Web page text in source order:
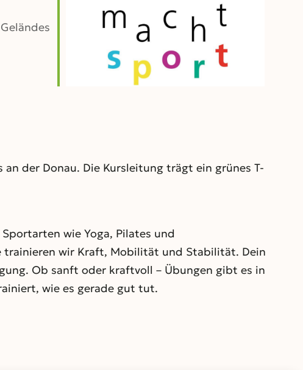
Outlook Live
der Donau. Die Kursleitung trägt ein grünes T-
wie Yoga, Pilates und
trainieren wir Kraft, Mobilität und Stabilität. Dein
Ob sanft oder kraftvoll – Übungen gibt es in
wie es gerade gut tut.